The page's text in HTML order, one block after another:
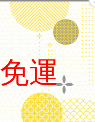
運
金
鋼筆
B/尖 可選